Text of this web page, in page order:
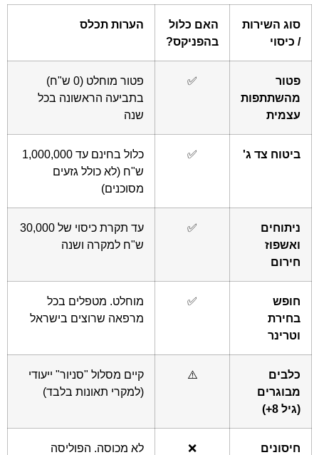
סוג השירות
/ כיסוי
האם כלול
בהפניקס?
הערות תכלס
פטור
מהשתתפות
עצמית
✅
פטור מוחלט (0 ש"ח)
בתביעה הראשונה בכל
שנה
ביטוח צד ג' ✅
כלול בחינם עד 1,000,000
ש"ח (לא כולל גזעים
מסוכנים)
ניתוחים
ואשפוז
חירום
✅
עד תקרת כיסוי של 30,000
ש"ח למקרה ושנה
חופש
בחירת
וטרינר
✅
מוחלט. מטפלים בכל
מרפאה שרוצים בישראל
כלבים
מבוגרים
(גיל 8+)
⚠️
קיים מסלול "סניור" ייעודי
(למקרי תאונות בלבד)
חיסונים
❌
לא מכוסה. הפוליסה